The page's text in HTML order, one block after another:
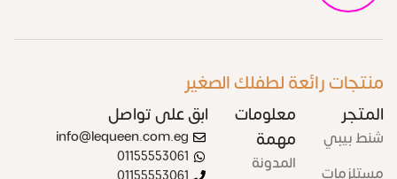
منتجات رائعة لطفلك الصغير
المتجر
شنط بيبي
مستلزمات
معلومات
مهمة
المدونة
ابق على تواصل
info@lequeen.com.eg
01155553061